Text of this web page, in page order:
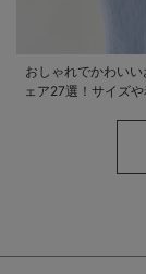
おしゃれでかわい
ェア27選！サイズ